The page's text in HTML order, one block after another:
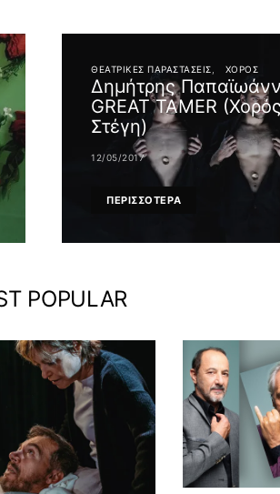
ΘΕΑΤΡΙΚΈΣ ΠΑΡΑΣΤΆΣΕΙΣ ΧΟΡΌΣ
Δημήτρης
GREAT TAMER
Στέγη)
12/05/2017
ΠΕΡΙΣΣΟΤΕΡΑ
POPULAR